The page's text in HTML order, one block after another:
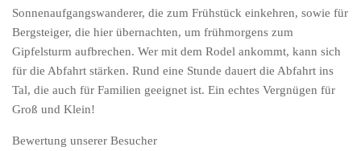
Sonnenaufgangswanderer, die zum Frühstück einkehren, sowie für
Bergsteiger, die hier übernachten, um frühmorgens zum
Gipfelsturm aufbrechen. Wer mit dem Rodel ankommt, kann sich
für die Abfahrt stärken. Rund eine Stunde dauert die Abfahrt ins
Tal, die auch für Familien geeignet ist. Ein echtes Vergnügen für
Groß und Klein!
Bewertung unserer Besucher